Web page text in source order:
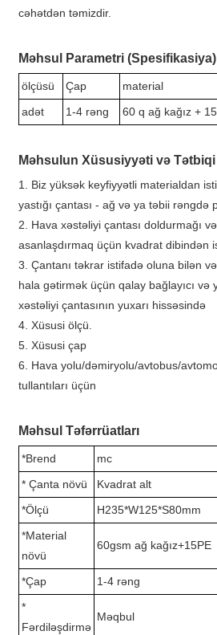
cəhətdən təmizdir.
Məhsul Parametri (Spesifikasiya)
ölçüsü Çap material
adət
1-4 rəng 60 q ağ kağız +
Məhsulun Xüsusiyyəti və Tətbiqi
1. Biz yüksək keyfiyyətli materialdan
yastığı çantası - ağ və ya təbii rəngdə
2. Hava xəstəliyi çantası doldurmağı
asanlaşdırmaq üçün kvadrat dibindən
3. Çantanı təkrar istifadə oluna bilən
hala gətirmək üçün qalay bağlayıcı və
xəstəliyi çantasının yuxarı hissəsində
4. Xüsusi ölçü.
5. Xüsusi çap
6. Hava yolu/dəmiryolu/avtobus/
tullantıları üçün
Məhsul Təfərrüatları
*Brend
mc
* Çanta növü
Kvadrat alt
*Ölçü
H235*W125*S80mm
*Material
növü
60gsm ağ kağız+15PE
*Çap
1-4 rəng
*
Fərdiləşdirmə
Məqbul